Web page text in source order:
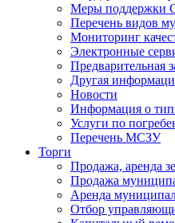
Меры поддержки
Перечень видов
Мониторинг
Электронные
Предварительная
Другая
Новости
Информация о
Услуги по
Перечень МСЗУ
Торги
Продажа, аренда
Продажа
Аренда
Отбор